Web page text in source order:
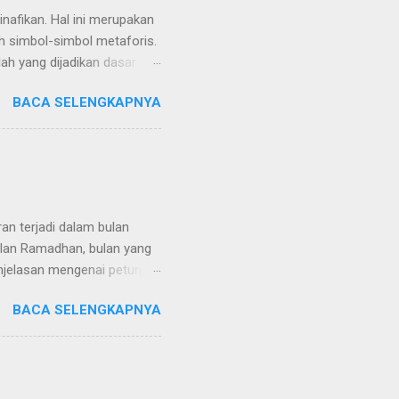
Hal ini merupakan
simbol-simbol metaforis.
yang dijadikan dasar
pemikiran tafsir klasik ke
yang bias gender.
ulama, selama ini
Lalu dikritik bahwa
BACA SELENGKAPNYA
terjadi dalam bulan
mengenai petunjuk
Alquran diturunkan di
nuzulul quran
dari ‘Ikrimah (Ibn
penurunan Alquran,
BACA SELENGKAPNYA